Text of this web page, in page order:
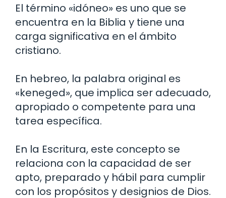
El término «idóneo» es uno que se
encuentra en la Biblia y tiene una
carga significativa en el ámbito
cristiano.
En hebreo, la palabra original es
«keneged», que implica ser adecuado,
apropiado o competente para una
tarea específica.
En la Escritura, este concepto se
relaciona con la capacidad de ser
apto, preparado y hábil para cumplir
con los propósitos y designios de Dios.